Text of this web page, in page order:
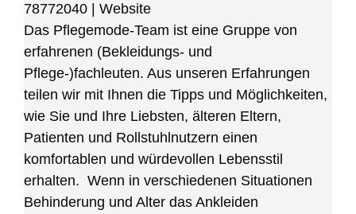
78772040
Website
Das Pflegemode-Team ist eine Gruppe von
erfahrenen (Bekleidungs- und
Pflege-)fachleuten. Aus unseren Erfahrungen
teilen wir mit Ihnen die Tipps und Möglichkeiten,
wie Sie und Ihre Liebsten, älteren Eltern,
Patienten und Rollstuhlnutzern einen
komfortablen und würdevollen Lebensstil
erhalten. Wenn in verschiedenen Situationen
Behinderung und Alter das Ankleiden